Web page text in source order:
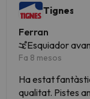
Tignes
Ferran
Esquiador
Fa 8 mesos
Ha estat
qualitat. Pistes